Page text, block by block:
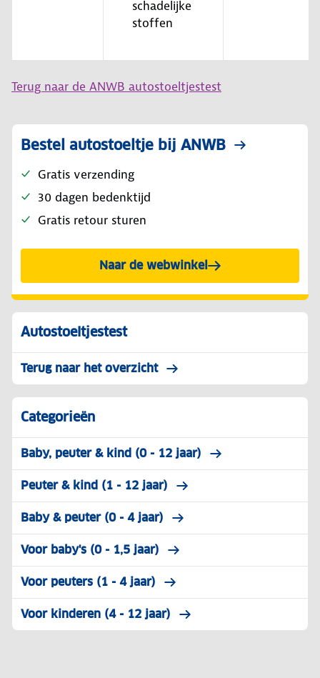
schadelijke
stoffen
Terug naar de ANWB autostoeltjestest
Bestel autostoeltje bij ANWB
Gratis verzending
30 dagen bedenktijd
Gratis retour sturen
Naar de webwinkel
Autostoeltjestest
Terug naar het overzicht
Categorieën
Baby, peuter & kind (0 - 12 jaar)
Peuter & kind (1 - 12 jaar)
Baby & peuter (0 - 4 jaar)
Voor baby's (0 - 1,5 jaar)
Voor peuters (1 - 4 jaar)
Voor kinderen (4 - 12 jaar)